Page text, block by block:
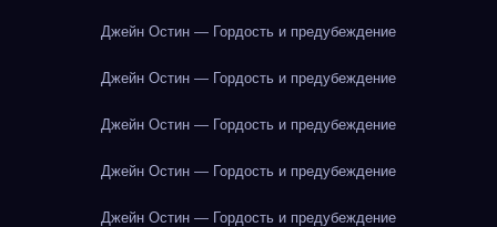
Джейн Остин — Гордость и предубеждение
Джейн Остин — Гордость и предубеждение
Джейн Остин — Гордость и предубеждение
Джейн Остин — Гордость и предубеждение
Джейн Остин — Гордость и предубеждение